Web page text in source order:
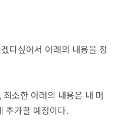
다싶어서 아래의 내용을 정
소한 아래의 내용은 내 머
추가할 예정이다.